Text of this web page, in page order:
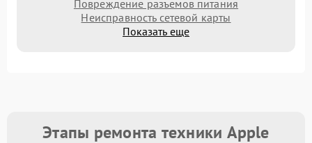
Повреждение разъемов питания
Неисправность сетевой карты
Показать еще
Этапы ремонта техники Apple